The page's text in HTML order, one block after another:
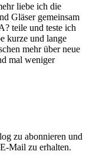
liebe ich die
Gläser gemeinsam
teile und teste ich
kurze und lange
mehr über neue
mal weniger
zu abonnieren und
Mail zu erhalten.